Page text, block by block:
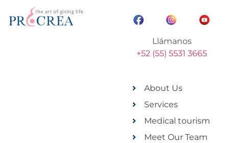
Llámanos
+52 (55) 5531 3665
About Us
Services
Medical tourism
Meet Our Team